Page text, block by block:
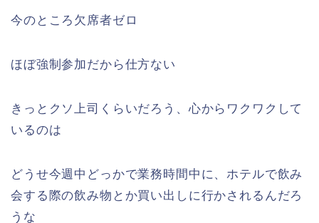
今のところ欠席者ゼロ
ほぼ強制参加だから仕方ない
きっとクソ上司くらいだろう、心からワクワクして
いるのは
どうせ今週中どっかで業務時間中に、ホテルで飲み
会する際の飲み物とか買い出しに行かされるんだろ
うな